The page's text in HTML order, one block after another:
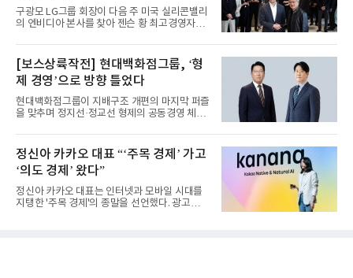
구광모 LG그룹 회장이 다음 주 미국 실리콘밸리
의 엔비디아 본사를 찾아 젠슨 황 최고경영자
[보스상륙작전] 현대백화점그룹, ‘형
제 경영’으로 방향 틀었다
현대백화점그룹이 지배구조 개편의 마지막 퍼즐
을 맞추며 정지선·정교선 형제의 공동경영 체제
정신아 카카오 대표 “‘주목 경제’ 가고
‘의도 경제’ 왔다”
정신아 카카오 대표는 인터넷과 모바일 시대를
지탱한 '주목 경제'의 종말을 선언했다. 광고를